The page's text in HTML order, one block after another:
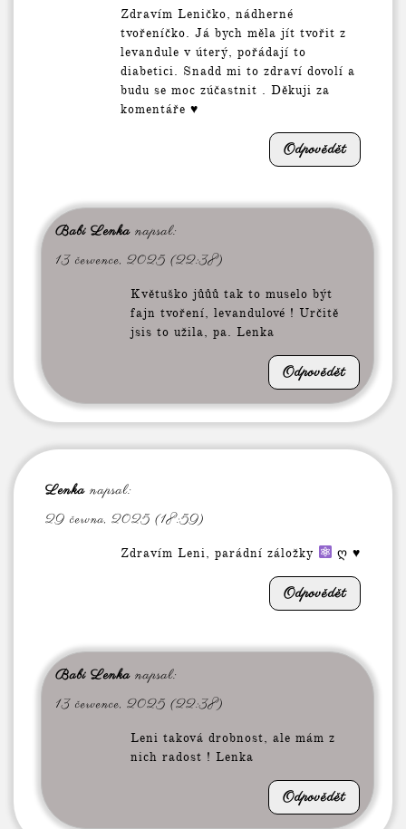
Zdravím Leničko, nádherné
tvořeníčko. Já bych měla jít tvořit z
levandule v úterý, pořádají to
diabetici. Snadd mi to zdraví dovolí a
budu se moc zúčastnit . Děkuji za
komentáře ♥
Odpovědět
Babi Lenka napsal:
13 července, 2025 (22:38)
Květuško jůůů tak to muselo být
fajn tvoření, levandulové ! Určitě
jsis to užila, pa. Lenka
Odpovědět
Lenka napsal:
29 června, 2025 (18:59)
Zdravím Leni, parádní záložky ღ ♥
Odpovědět
Babi Lenka napsal:
13 července, 2025 (22:38)
Leni taková drobnost, ale mám z
nich radost ! Lenka
Odpovědět